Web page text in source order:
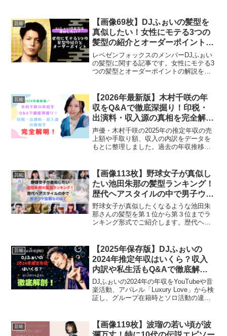
深掘りします。ぜひ、ご覧くださいね。
芸能
【画像69枚】DJふぉいの髪型を
真似したい！女性にモテる3つの
髪型の紹介とオーダーポイントを
解説
レペゼンフォックスのメンバーDJふぉい
の髪型に関する記事です。女性にモテる3
つの髪型とオーダーポイントの解説をし
美容室「CUT 純」の紹介をします。参考
にどうぞ。
芸能
【2026年最新版】木村千咲の年
収をQ&Aで徹底深掘り！印税・
出演料・収入源の真相を完全解
明！
声優・木村千咲の2025年の推定年収の売
上額や手取り額、収入の内訳をデータを
もとに整理しました。過去の年収推移や
2025年がどのような年だったのかをわか
りやすく解説します。
芸能
【画像113枚】野球女子が真似し
たい池田朱那の髪型ランキング！
歴代ヘアスタイルの中で男子ウケ
抜群なのは？
野球女子が真似したくなるような池田朱
那さんの髪型を第１位から第３位までラ
ンキング形式でご紹介します。歴代ヘア
ト調査の結果ですので参考になります。
ご覧ください。
芸能
【2025年保存版】DJふぉいの
2024年推定年収はいくら？収入
内訳や私生活もQ&Aで徹底解
剖！
DJふぉいの2024年の年収をYouTubeや音
楽活動、アパレル「Luxury Love」から検
証し、グループ在籍時とソロ活動の違い
触れ、彼の素顔に迫ります。
芸能
【画像119枚】波瑠の若い頃が波